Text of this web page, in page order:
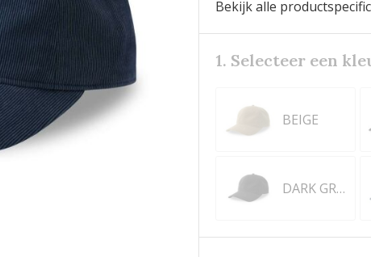
Bekijk alle
1. Selecteer een
BEIGE
DARK GREY